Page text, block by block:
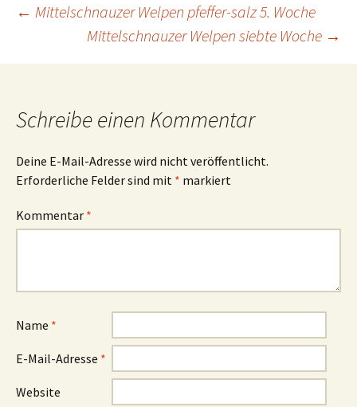
Beitrags-
Navigation
← Mittelschnauzer Welpen pfeffer-salz 5. Woche
Mittelschnauzer Welpen siebte Woche →
Schreibe einen Kommentar
Deine E-Mail-Adresse wird nicht veröffentlicht.
Erforderliche Felder sind mit * markiert
Kommentar *
Name *
E-Mail-Adresse *
Website